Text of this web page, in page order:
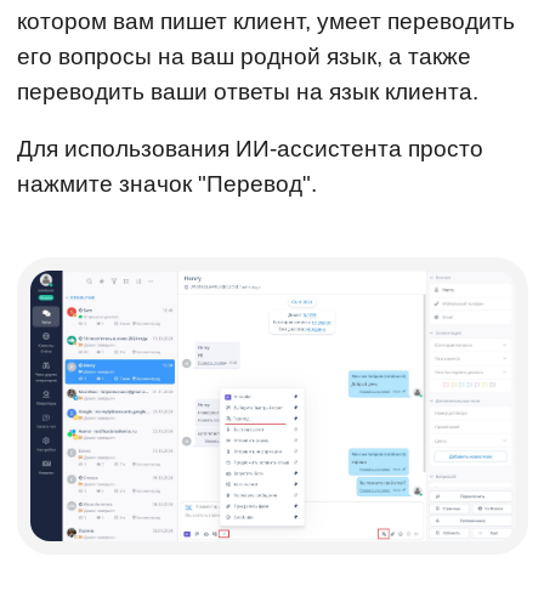
котором вам пишет клиент, умеет переводить
его вопросы на ваш родной язык, а также
переводить ваши ответы на язык клиента.
Для использования ИИ-ассистента просто
нажмите значок "Перевод".